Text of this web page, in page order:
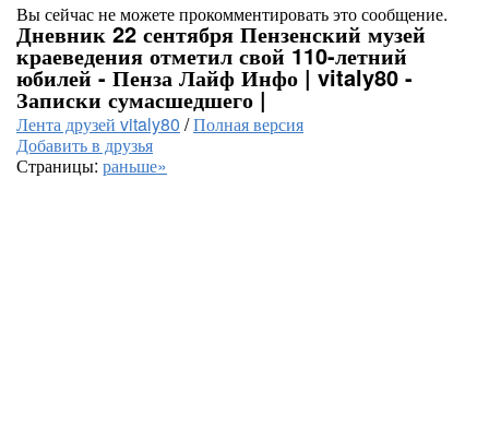
Вы сейчас не можете прокомментировать это сообщение.
Дневник 22 сентября Пензенский музей
краеведения отметил свой 110-летний
юбилей - Пенза Лайф Инфо | vitaly80 -
Записки сумасшедшего |
Лента друзей vitaly80 /Полная версия
Добавить в друзья
Страницы: раньше»